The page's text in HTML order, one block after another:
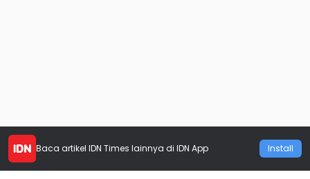
Baca artikel IDN Times lainnya di IDN App Install